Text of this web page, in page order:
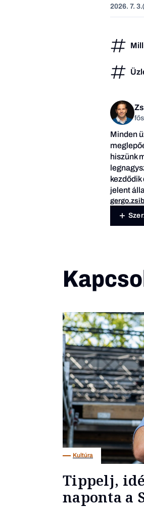
2026. 7. 3.
Minden
hiszünk
jelent
Kultúra
Tippelj,
naponta a